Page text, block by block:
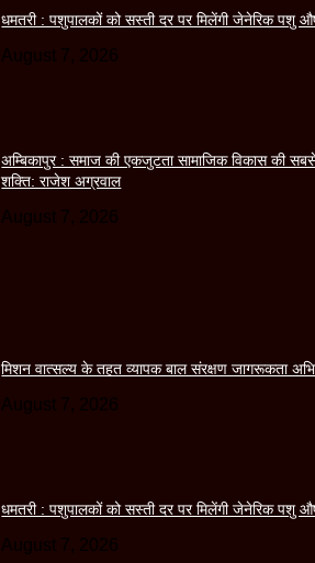
धमतरी : पशुपालकों को सस्ती दर पर मिलेंगी जेनेरिक पशु
August 7, 2026
अम्बिकापुर : समाज की एकजुटता सामाजिक विकास की
शक्ति: राजेश अग्रवाल
August 7, 2026
मिशन वात्सल्य के तहत व्यापक बाल संरक्षण जागरूकता
August 7, 2026
धमतरी : पशुपालकों को सस्ती दर पर मिलेंगी जेनेरिक पशु
August 7, 2026